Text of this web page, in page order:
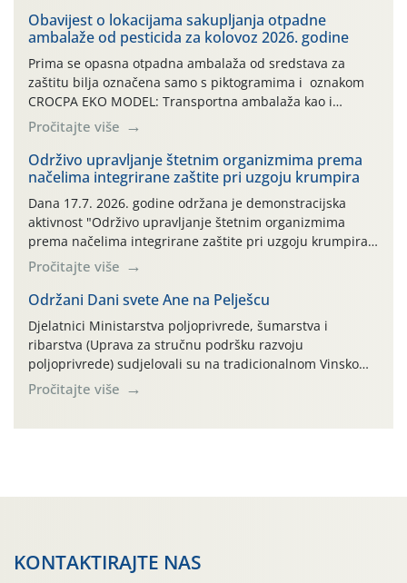
Obavijest o lokacijama sakupljanja otpadne
ambalaže od pesticida za kolovoz 2026. godine
Prima se opasna otpadna ambalaža od sredstava za
zaštitu bilja označena samo s piktogramima i oznakom
CROCPA EKO MODEL: Transportna ambalaža kao i
ambalaža drugih proizvoda koji nisu sredstva za zaštitu
bilja (npr. ambalaža od mineralnih gnojiva,) se ne
prihvaća. Korisnicima je osiguran besplatni povrat
prazne ambalaže isključivo ovih tvrtki: AGROCHEM-MAKS,
AGRONOM, ALBAUGH TKI* (PINUS […]
Pročitajte više
Održivo upravljanje štetnim organizmima prema
načelima integrirane zaštite pri uzgoju krumpira
Dana 17.7. 2026. godine održana je demonstracijska
aktivnost "Održivo upravljanje štetnim organizmima
prema načelima integrirane zaštite pri uzgoju krumpira"
na pokusnom polju "Poredje", kraj naselja Belica (ARKOD
parcela ID 2445031) (središnji dio Međimurske županije).
Pročitajte više
Održani Dani svete Ane na Pelješcu
Djelatnici Ministarstva poljoprivrede, šumarstva i
ribarstva (Uprava za stručnu podršku razvoju
poljoprivrede) sudjelovali su na tradicionalnom Vinskom
forumu, održanom 24.07.2026. godine u Domu vinarske
tradicije u Putnikovićima na poluotoku Pelješcu, u
Pročitajte više
KONTAKTIRAJTE NAS